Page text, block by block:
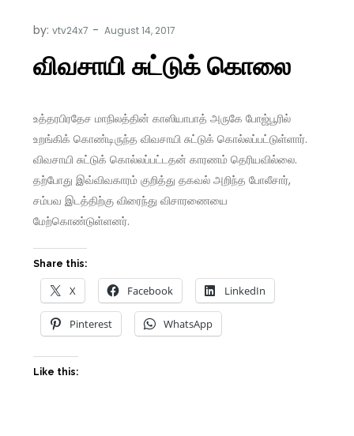
by:vtv24x7
விவசாயி சுட்டுக் கொலை
உத்தரபிரதேச மாநிலத்தின் காஸியாபாத் அருகே போஜ்பூரில்
உறங்கிக் கொண்டிருந்த விவசாயி சுட்டுக் கொல்லப்பட்டுள்ளார்.
விவசாயி சுட்டுக் கொல்லப்பட்டதன் காரணம் தெரியவில்லை.
தற்போது இவ்விவகாரம் குறித்து தகவல் அறிந்த போலீசார்,
சம்பவ இடத்திற்கு விரைந்து விசாரணையை
மேற்கொண்டுள்ளனர்.
Share this:
X Facebook LinkedIn
Pinterest WhatsApp
Like this: